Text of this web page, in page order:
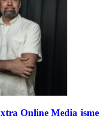
Online Media jsme